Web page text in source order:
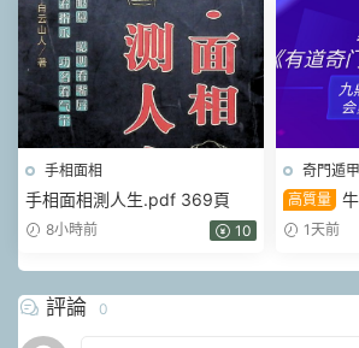
手相面相
手相面相測人生.pdf 369頁
8小時前 10
奇門遁甲
高質量
象義系統
1天前
評論 0